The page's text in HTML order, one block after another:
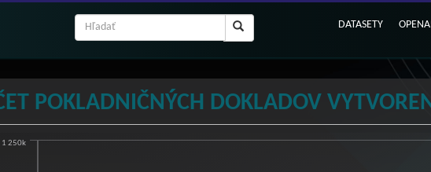
DATASETY
POKLADNIČNÝCH DOKLADOV
1 250k